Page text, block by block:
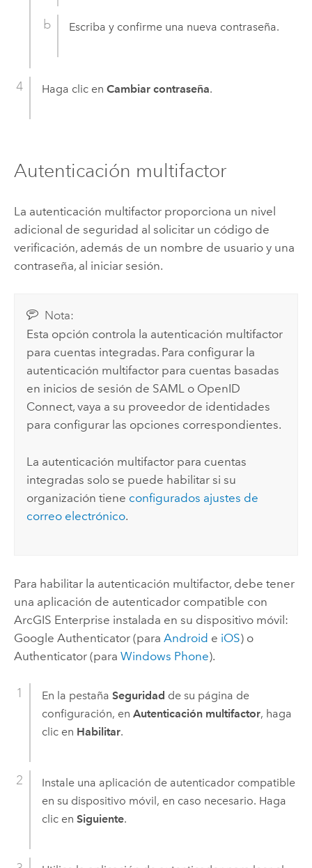
Escriba y confirme una nueva contraseña.
Haga clic en Cambiar contraseña.
Autenticación multifactor
La autenticación multifactor proporciona un nivel
adicional de seguridad al solicitar un código de
verificación, además de un nombre de usuario y una
contraseña, al iniciar sesión.
Nota:
Esta opción controla la autenticación multifactor
para cuentas integradas. Para configurar la
autenticación multifactor para cuentas basadas
en inicios de sesión de SAML o OpenID
Connect, vaya a su proveedor de identidades
para configurar las opciones correspondientes.
La autenticación multifactor para cuentas
integradas solo se puede habilitar si su
organización tiene configurados ajustes de
correo electrónico.
Para habilitar la autenticación multifactor, debe tener
una aplicación de autenticador compatible con
ArcGIS Enterprise instalada en su dispositivo móvil:
Google Authenticator(para Android e iOS) o
Authenticator(para Windows Phone).
En la pestaña Seguridad de su página de
configuración, en Autenticación multifactor, haga
clic en Habilitar.
Instale una aplicación de autenticador compatible
en su dispositivo móvil, en caso necesario. Haga
clic en Siguiente.